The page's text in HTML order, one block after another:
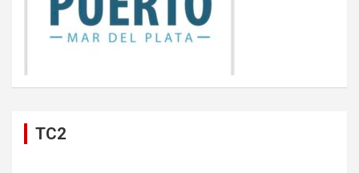
TC2